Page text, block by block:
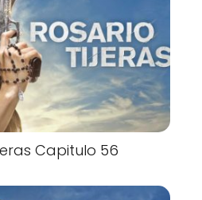
Capitulo 56